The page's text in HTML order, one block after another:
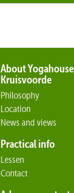
About Yogahouse
Kruisvoorde
Philosophy
Location
News and views
Practical info
Lessen
Contact